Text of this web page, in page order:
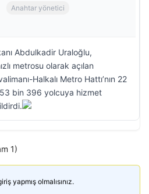
Anahtar yönetici
Abdulkadir Uraloğlu,
metrosu olarak açılan
Halkalı Metro Hattı’nın 22
bin 396 yolcuya hizmet
1)
yapmış olmalısınız.